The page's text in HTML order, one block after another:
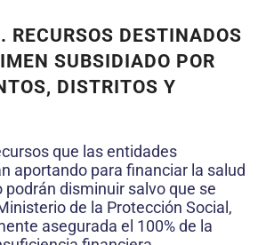
RECURSOS DESTINADOS
SUBSIDIADO POR
DISTRITOS Y
que las entidades
aportando para financiar la salud
disminuir salvo que se
de la Protección Social,
asegurada el 100% de la